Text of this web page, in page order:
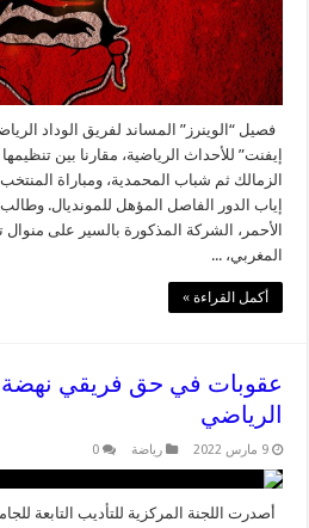
فصيل “الوينرز” المساند لفريق الوداد
إيفنت” للأحداث الرياضية، مقارنا بين
الزمالك ثم شباب المحمدية، ومباراة
إياب الدور الفاصل المؤهل للمونديال.
الأحمر، الشركة المذكورة بالسير على منوال
المغربي، ...
أكمل القراءة »
عقوبات في حق فريقي نهضة
الرياضي
9 مارس 2022 رياضة 0
أصدرت اللجنة المركزية للتأديب التابعة